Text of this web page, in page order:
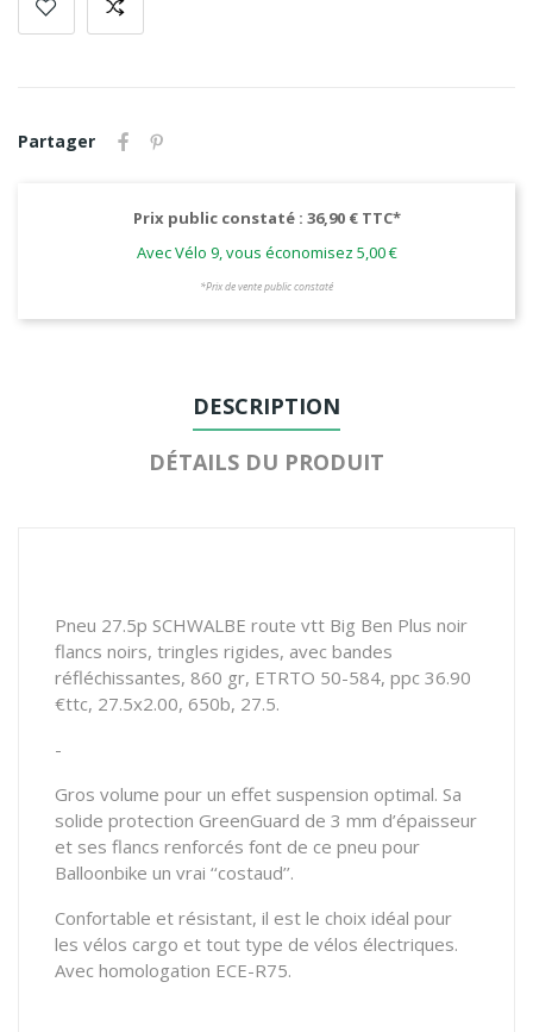
Partager
Prix public constaté : 36,90 € TTC*
Avec Vélo 9, vous économisez 5,00 €
*Prix de vente public constaté
DESCRIPTION
DÉTAILS DU PRODUIT
Pneu 27.5p SCHWALBE route vtt Big Ben Plus noir
flancs noirs, tringles rigides, avec bandes
réfléchissantes, 860 gr, ETRTO 50-584, ppc 36.90
€ttc, 27.5x2.00, 650b, 27.5.
-
Gros volume pour un effet suspension optimal. Sa
solide protection GreenGuard de 3 mm d’épaisseur
et ses flancs renforcés font de ce pneu pour
Balloonbike un vrai ‘‘costaud’’.
Confortable et résistant, il est le choix idéal pour
les vélos cargo et tout type de vélos électriques.
Avec homologation ECE-R75.